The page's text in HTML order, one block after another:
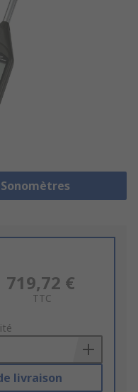
719,72 €
TTC
livraison